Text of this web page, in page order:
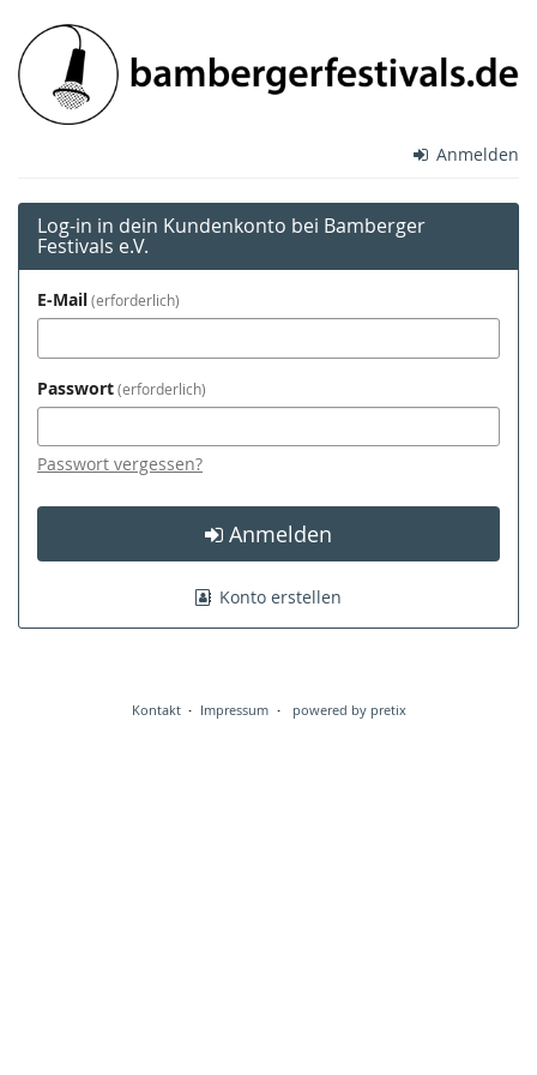
Zum
Haupt-
Inhalt
springen
Bamberger
Festivals
e.V.
Anmelden
Log-in in dein Kundenkonto bei Bamberger
Festivals e.V.
E-Mail erforderlich
Passwort erforderlich
Passwort vergessen?
Anmelden
Konto erstellen
Kontakt Impressum powered by pretix